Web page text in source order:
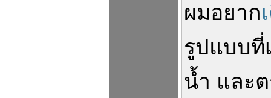
ผมอยาก
รูปแบบที่
น้ำ และ